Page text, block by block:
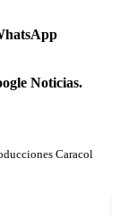
Noticias.
Caracol